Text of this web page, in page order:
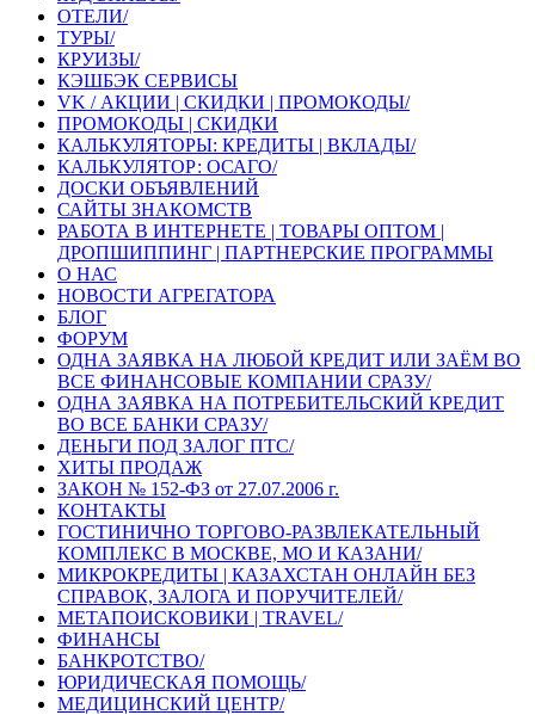
ОТЕЛИ/
ТУРЫ/
КРУИЗЫ/
КЭШБЭК СЕРВИСЫ
VK / АКЦИИ | СКИДКИ | ПРОМОКОДЫ/
ПРОМОКОДЫ | СКИДКИ
КАЛЬКУЛЯТОРЫ: КРЕДИТЫ | ВКЛАДЫ/
КАЛЬКУЛЯТОР: ОСАГО/
ДОСКИ ОБЪЯВЛЕНИЙ
САЙТЫ ЗНАКОМСТВ
РАБОТА В ИНТЕРНЕТЕ | ТОВАРЫ ОПТОМ |
ДРОПШИППИНГ | ПАРТНЕРСКИЕ ПРОГРАММЫ
О НАС
НОВОСТИ АГРЕГАТОРА
БЛОГ
ФОРУМ
ОДНА ЗАЯВКА НА ЛЮБОЙ КРЕДИТ ИЛИ ЗАЁМ ВО
ВСЕ ФИНАНСОВЫЕ КОМПАНИИ СРАЗУ/
ОДНА ЗАЯВКА НА ПОТРЕБИТЕЛЬСКИЙ КРЕДИТ
ВО ВСЕ БАНКИ СРАЗУ/
ДЕНЬГИ ПОД ЗАЛОГ ПТС/
ХИТЫ ПРОДАЖ
ЗАКОН № 152-ФЗ от 27.07.2006 г.
КОНТАКТЫ
ГОСТИНИЧНО ТОРГОВО-РАЗВЛЕКАТЕЛЬНЫЙ
КОМПЛЕКС В МОСКВЕ, МО И КАЗАНИ/
МИКРОКРЕДИТЫ | КАЗАХСТАН ОНЛАЙН БЕЗ
СПРАВОК, ЗАЛОГА И ПОРУЧИТЕЛЕЙ/
МЕТАПОИСКОВИКИ | TRAVEL/
ФИНАНСЫ
БАНКРОТСТВО/
ЮРИДИЧЕСКАЯ ПОМОЩЬ/
МЕДИЦИНСКИЙ ЦЕНТР/